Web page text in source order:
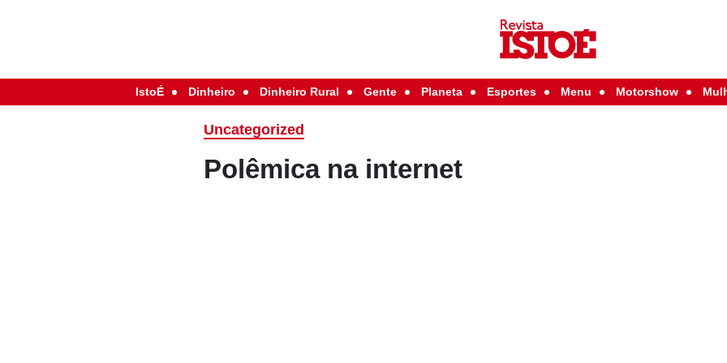
IstoÉ Dinheiro Dinheiro Rural Gente Planeta Esportes Menu Motorshow
Uncategorized
Polêmica na internet